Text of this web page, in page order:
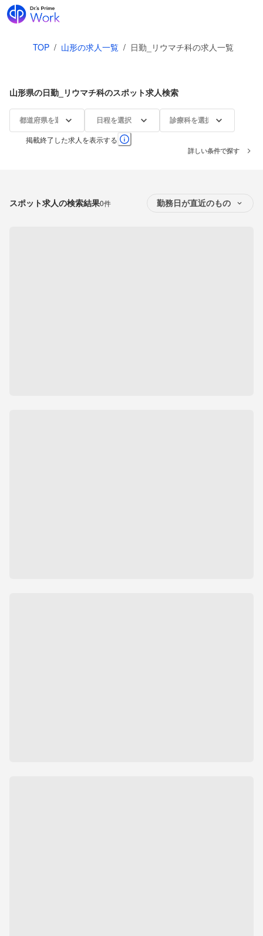
TOP / 山形の求人一覧 / 日勤_リウマチ科の求人一覧
山形県の日勤_リウマチ科のスポット求人検索
都道府県を選択 日程を選択 診療科を選択
掲載終了した求人を表示する
詳しい条件で探す
スポット求人の検索結果0件 勤務日が直近のもの